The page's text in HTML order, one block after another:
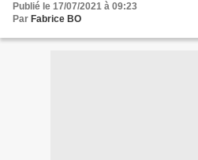
Publié le 17/07/2021 à 09:23
Par Fabrice BO